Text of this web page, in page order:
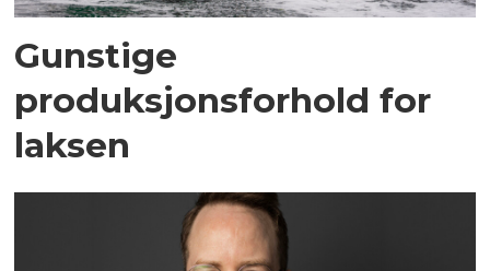
Gunstige
produksjonsforhold for
laksen